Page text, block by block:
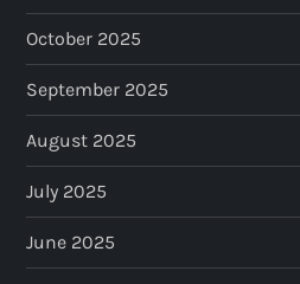
October 2025
September 2025
August 2025
July 2025
June 2025